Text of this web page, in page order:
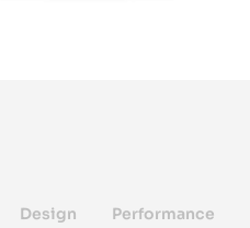
Design Performance